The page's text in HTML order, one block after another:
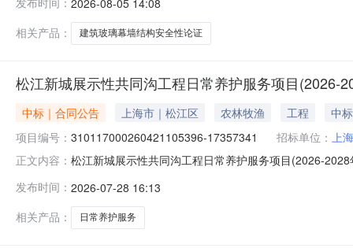
立面改造工程中采用玻璃幕墙的建设工程，均实施建筑
年限为2年，自2026年8月24日
相关产品：
建筑玻璃幕墙结构安全性论证
松江新城展示性共同沟工程日常养护服务项目(2026-
中标｜合同公告 上海市｜松江区 农林牧渔 工程
中
项目编号： 310117000260421105396-17357341 招标单位： 上
正文内容： 松江新城展示性共同沟工程日常养护服务项目(2026-
（甲方）：上海市松江区城市建设综合管理事务中心地
发布时间： 2026-07-28 16:13
相关产品：
日常养护服务